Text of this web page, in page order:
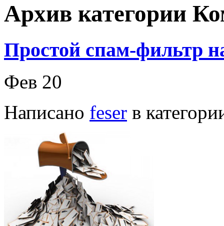
Архив категории
Простой спам-фильтр
Фев 20
Написано feser в